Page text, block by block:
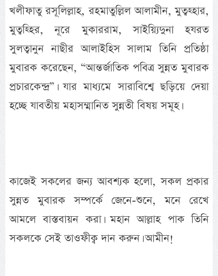
খলীফাতু রসূলিল্লাহ, রহমাতুল্লিল আলামীন, মুত্বহ্হার,
মুত্বহ্হির, নূরে মুকাররাম, সাইয়্যিদুনা হযরত
সুলত্বানুন নাছীর আলাইহিস সালাম তিনি প্রতিষ্ঠা
মুবারক করেছেন, “আন্তর্জাতিক পবিত্র সুন্নত মুবারক
প্রচারকেন্দ্র”। যার মাধ্যমে সারাবিশ্বে ছড়িয়ে দেয়া
হচ্ছে যাবতীয় মহাসম্মানিত সুন্নতী বিষয় সমূহ।
কাজেই সকলের জন্য আবশ্যক হলো, সকল প্রকার
সুন্নত মুবারক সম্পর্কে জেনে-শুনে, মনে রেখে
আমলে বাস্তবায়ন করা। মহান আল্লাহ পাক তিনি
সকলকে সেই তাওফীক্ব দান করুন। আমীন!